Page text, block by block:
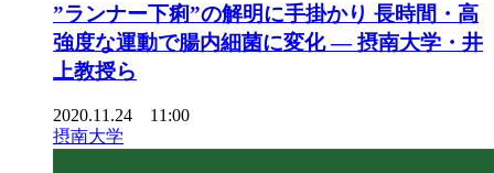
”ランナー下痢”の解明に手掛かり 長時間・高
強度な運動で腸内細菌に変化 — 摂南大学・井
上教授ら
2020.11.24 11:00
摂南大学